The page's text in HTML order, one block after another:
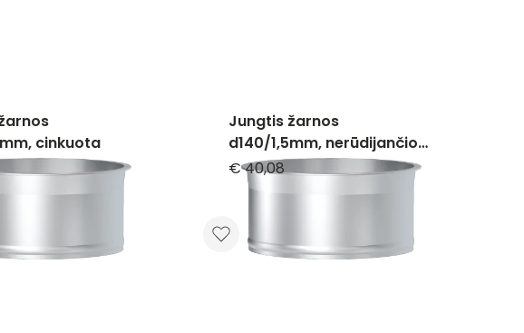
cinkuota
Jungtis žarnos
d140/1,5mm, nerūdijančio
plieno
€ 40,08